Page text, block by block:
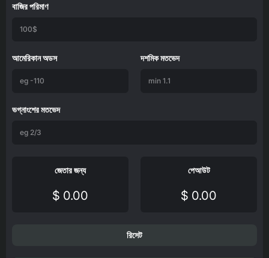
বাজির পরিমাণ
আমেরিকান অডস দশমিক মতভেদ
ভগ্নাংশের মতভেদ
জেতার জন্য
$ 0.00
পেআউট
$ 0.00
রিসেট